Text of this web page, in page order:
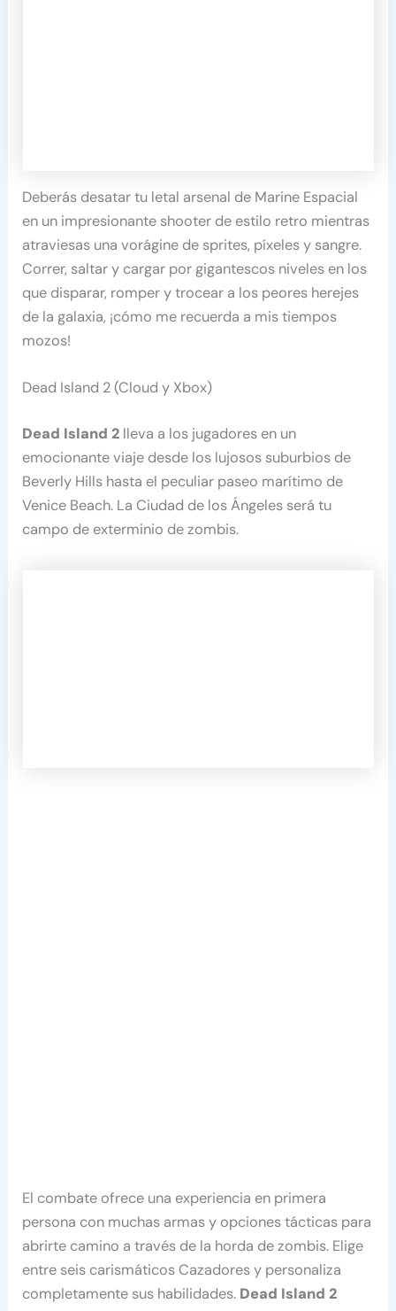
Deberás desatar tu letal arsenal de Marine Espacial
en un impresionante shooter de estilo retro mientras
atraviesas una vorágine de sprites, píxeles y sangre.
Correr, saltar y cargar por gigantescos niveles en los
que disparar, romper y trocear a los peores herejes
de la galaxia, ¡cómo me recuerda a mis tiempos
mozos!
Dead Island 2 (Cloud y Xbox)
Dead Island 2 lleva a los jugadores en un
emocionante viaje desde los lujosos suburbios de
Beverly Hills hasta el peculiar paseo marítimo de
Venice Beach. La Ciudad de los Ángeles será tu
campo de exterminio de zombis.
El combate ofrece una experiencia en primera
persona con muchas armas y opciones tácticas para
abrirte camino a través de la horda de zombis. Elige
entre seis carismáticos Cazadores y personaliza
completamente sus habilidades. Dead Island 2